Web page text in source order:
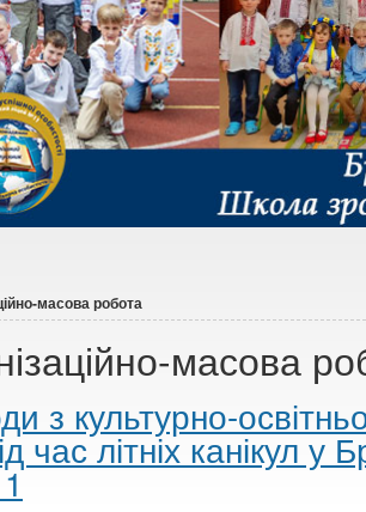
масова робота
масова
з культурно-
час літніх канікул у